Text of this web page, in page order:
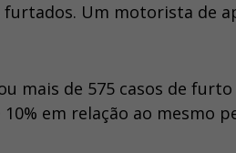
Um motorista de
mais de 575 casos de
em relação ao mesmo